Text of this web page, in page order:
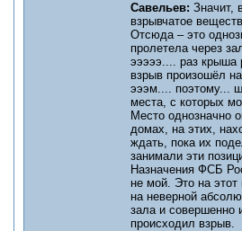
Савельев: Значит,
взрывчатое
Отсюда – это
пролетела через
эээээ.... раз крыша
взрыв произошёл
эээм.... поэтому...
места, с которых
Место однозначно
домах, на этих,
ждать, пока их
занимали эти
Назначения ФСБ
не мой. Это на
на неверной
зала и совершенно
происходил взрыв.